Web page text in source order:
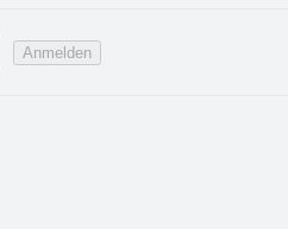
Anmelden